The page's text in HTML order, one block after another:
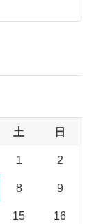
土 日
1 2
8 9
15 16